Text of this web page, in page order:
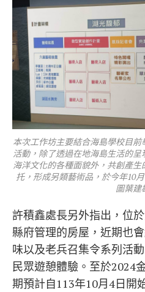
本次工作坊主要結合海島學校目
活動，除了透過在地海島生活的
海洋文化的各種面貌外，共創產
托，形成另類藝術品，於今年10
圖葉建
許積鑫處長另外指出，位
縣府管理的房屋，近期也
味以及老兵召集令系列活
民眾遊憩體驗。至於2024
期預計自113年10月4日開